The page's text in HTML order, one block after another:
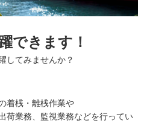
できます！
してみませんか？
着桟・離桟作業や
荷業務、監視業務などを行ってい